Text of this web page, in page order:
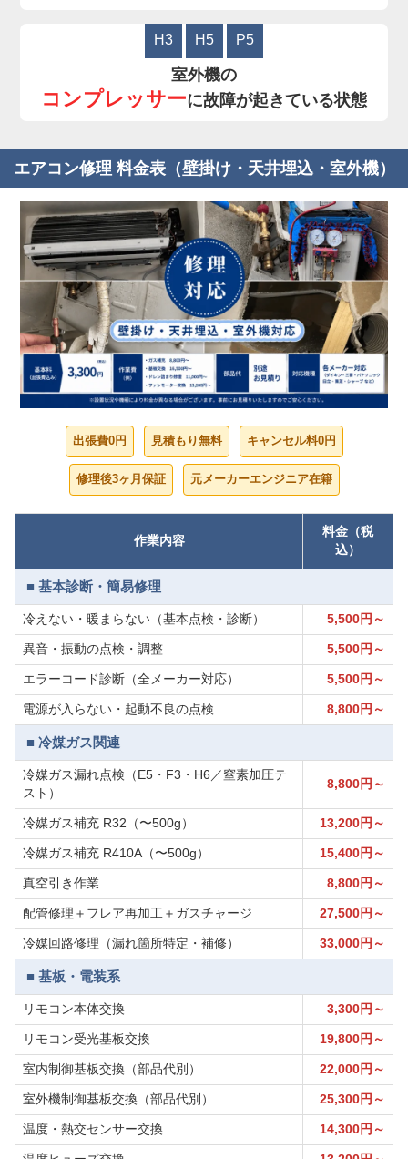
H3 H5 P5
室外機の
コンプレッサーに故障が起きている状態
エアコン修理 料金表（壁掛け・天井埋込・室外機）
出張費0円 見積もり無料 キャンセル料0円
修理後3ヶ月保証 元メーカーエンジニア在籍
作業内容
料金（税
込）
■ 基本診断・簡易修理
冷えない・暖まらない（基本点検・診断） 5,500円～
異音・振動の点検・調整 5,500円～
エラーコード診断（全メーカー対応） 5,500円～
電源が入らない・起動不良の点検 8,800円～
■ 冷媒ガス関連
冷媒ガス漏れ点検（E5・F3・H6／窒素加圧テ
スト）
8,800円～
冷媒ガス補充 R32（〜500g） 13,200円～
冷媒ガス補充 R410A（〜500g） 15,400円～
真空引き作業 8,800円～
配管修理＋フレア再加工＋ガスチャージ 27,500円～
冷媒回路修理（漏れ箇所特定・補修） 33,000円～
■ 基板・電装系
リモコン本体交換 3,300円～
リモコン受光基板交換 19,800円～
室内制御基板交換（部品代別） 22,000円～
室外機制御基板交換（部品代別） 25,300円～
温度・熱交センサー交換 14,300円～